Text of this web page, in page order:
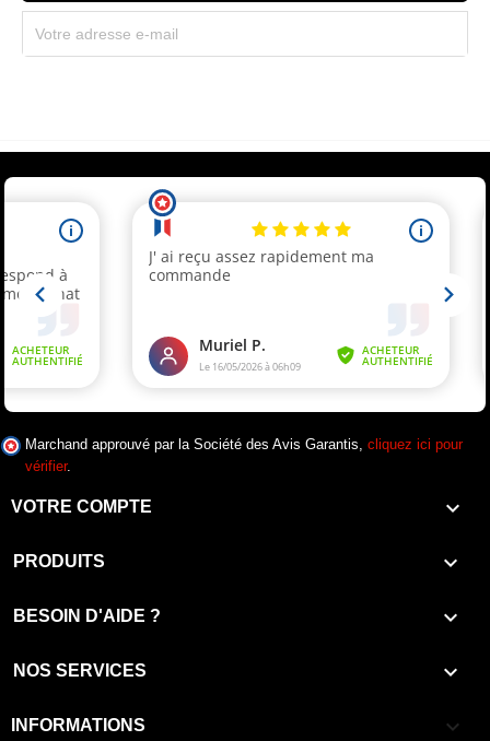
Marchand approuvé par la Société des Avis Garantis, cliquez ici pour
vérifier.
VOTRE COMPTE 
PRODUITS 
BESOIN D'AIDE ? 
NOS SERVICES 
INFORMATIONS keyboard_arrow_down